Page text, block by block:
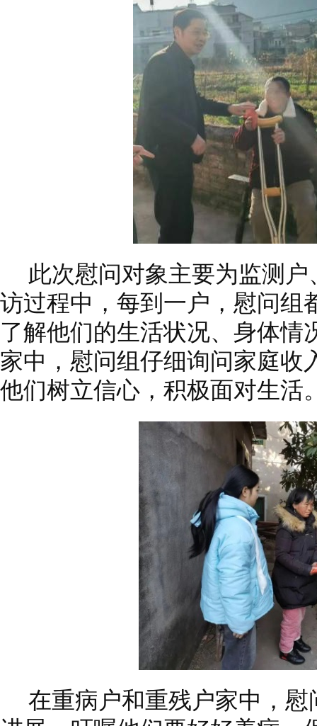
此次慰问对象主要为监测
访过程中，每到一户，慰问组
了解他们的生活状况、身体情
家中，慰问组仔细询问家庭收
他们树立信心，积极面对生活
在重病户和重残户家中，